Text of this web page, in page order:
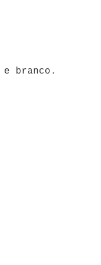
branco.